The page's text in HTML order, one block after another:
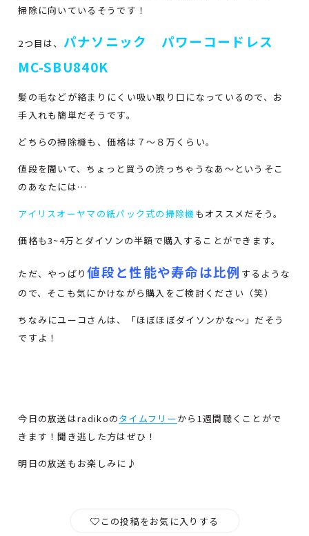
掃除に向いているそうです！
2つ目は、 パナソニック パワーコードレス
MC-SBU840K
髪の毛などが絡まりにくい吸い取り口になっているので、お
手入れも簡単だそうです。
どちらの掃除機も、価格は７～８万くらい。
値段を聞いて、ちょっと買うの渋っちゃうなあ～というそこ
のあなたには…
アイリスオーヤマの紙パック式の掃除機もオススメだそう。
価格も3~4万とダイソンの半額で購入することができます。
ただ、やっぱり値段と性能や寿命は比例 するような
ので、そこも気にかけながら購入をご検討ください（笑）
ちなみにユーコさんは、「ほぼほぼダイソンかな～」だそう
ですよ！
今日の放送はradikoのタイムフリーから1週間聴くことがで
きます！聞き逃した方はぜひ！
明日の放送もお楽しみに♪
この投稿をお気に入りする